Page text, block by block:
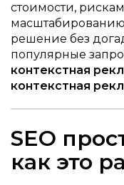
стоимости,
решение без
популярные
контекстная
контекстная
SEO
как это